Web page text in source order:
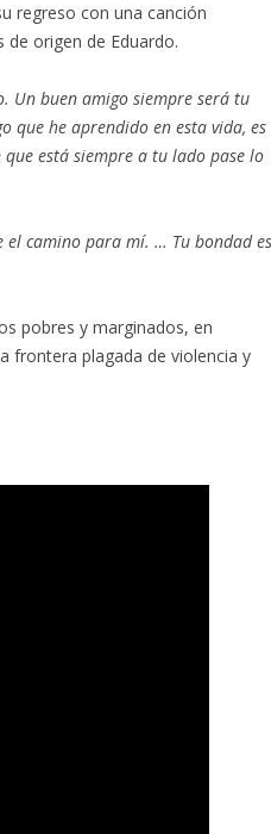
regreso con una canción
origen de Eduardo.
Un buen amigo siempre será tu
que he aprendido en esta vida, es
está siempre a tu lado pase lo
el camino para mí. … Tu bondad es
pobres y marginados, en
frontera plagada de violencia y